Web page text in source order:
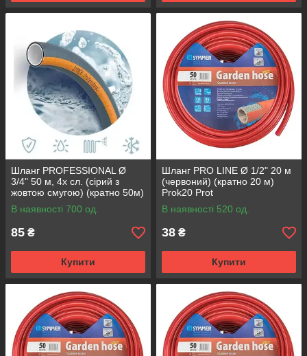
Шланг PROFESSIONAL Ø
3/4" 50 м, 4х сл. (сірий з
жовтою смугою) (кратно 50м)
{50}
В наявності 700 од.
85 ₴
Купити
Шланг PRO LINE Ø 1/2" 20 м
(червоний) (кратно 20 м)
Prok20 Prot
В наявності 520 од.
38 ₴
Купити